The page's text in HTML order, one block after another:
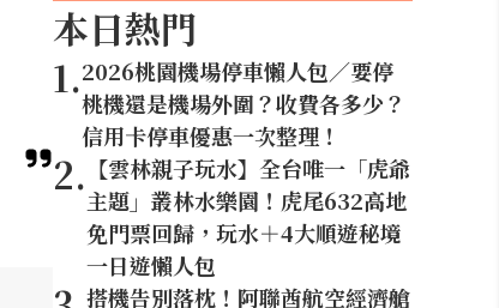
本日熱門
1.2026桃園機場停車懶人包／要停
桃機還是機場外圍？收費各多少？
信用卡停車優惠一次整理！
2. 【雲林親子玩水】全台唯一「虎爺
主題」叢林水樂園！虎尾632高地
免門票回歸，玩水＋4大順遊秘境
一日遊懶人包
搭機告別落枕！阿聯酋航空經濟艙